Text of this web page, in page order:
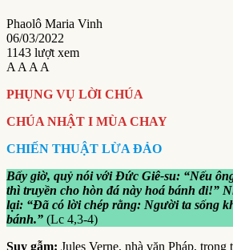
Phaolô Maria Vinh
06/03/2022
1143 lượt xem
A A A A
PHỤNG VỤ LỜI CHÚA
CHÚA NHẬT I MÙA CHAY
CHIẾN THUẬT LỪA ĐẢO
Bấy giờ, quỷ nói với Đức Giê-su: “Nếu
thì truyền cho hòn đá này hoá bánh đi!”
lại: “Đã có lời chép rằng: Người ta sống
bánh.” (Lc 4,3-4)
Suy gẫm: Jules Verne, nhà văn Pháp, trong